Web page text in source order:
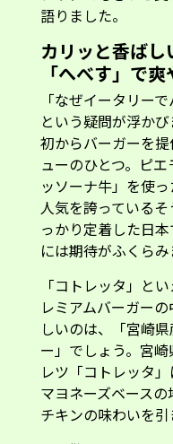
カリッと香ばし
「へべす」で爽
「なぜイータリーで
という疑問が浮か
初からバーガーを
ューのひとつ。ピ
ッソーナ牛」を使
人気を誇っている
っかり定着した日
には期待がふくらみ
「コトレッタ」とい
しいのは、「宮崎
ー」でしょう。宮
レツ「コトレッタ
マヨネーズベース
チキンの味わいを
まず驚かされたのは